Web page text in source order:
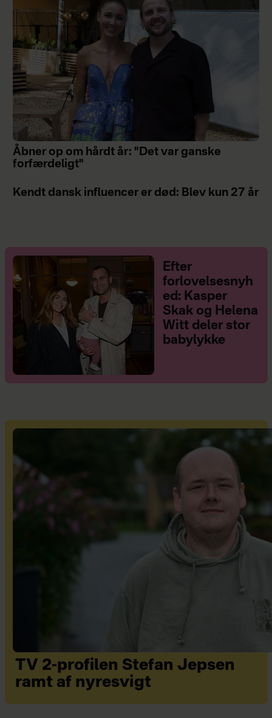
Åbner op om hårdt år: "Det var ganske
forfærdeligt"
Kendt dansk influencer er død: Blev kun 27 år
Efter
forlovelsesnyh
ed: Kasper
Skak og Helena
Witt deler stor
babylykke
TV 2-profilen Stefan Jepsen
ramt af nyresvigt